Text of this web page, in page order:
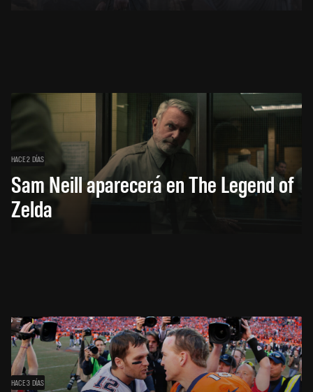
HACE 2 DÍAS
Sam Neill aparecerá en The Legend of
Zelda
HACE 3 DÍAS